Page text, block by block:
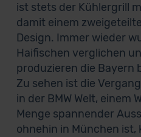
ist stets der Kühlergrill
damit einem
Design. Immer wieder
Haifischen verglichen
produzieren die Bayern
Zu sehen ist die
in der BMW Welt, einem
Menge spannender
ohnehin in München ist,